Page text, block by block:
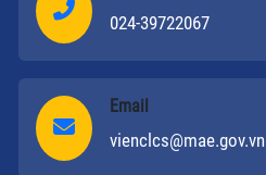
024-39722067
Email
vienclcs@mae.gov.vn